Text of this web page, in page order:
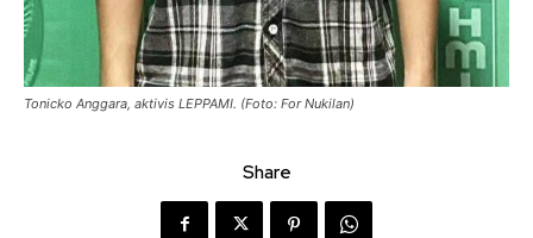
Tonicko Anggara, aktivis LEPPAMI. (Foto: For Nukilan)
Share